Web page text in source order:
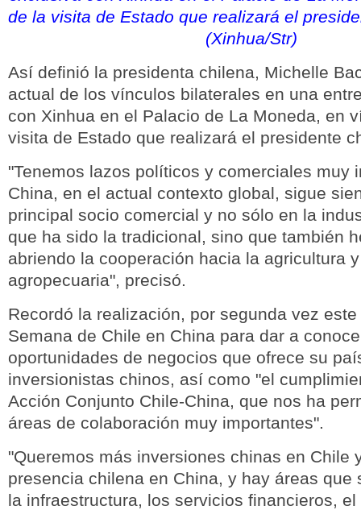
de la visita de Estado que realizará el
(Xinhua/Str)
Así definió la presidenta chilena, Michelle
actual de los vínculos bilaterales en una
con Xinhua en el Palacio de La Moneda, en
visita de Estado que realizará el presidente
"Tenemos lazos políticos y comerciales muy
China, en el actual contexto global, sigue
principal socio comercial y no sólo en la
que ha sido la tradicional, sino que también
abriendo la cooperación hacia la agricultura
agropecuaria", precisó.
Recordó la realización, por segunda vez
Semana de Chile en China para dar a
oportunidades de negocios que ofrece su
inversionistas chinos, así como "el
Acción Conjunto Chile-China, que nos ha
áreas de colaboración muy importantes".
"Queremos más inversiones chinas en Chile
presencia chilena en China, y hay áreas que
la infraestructura, los servicios financieros, el